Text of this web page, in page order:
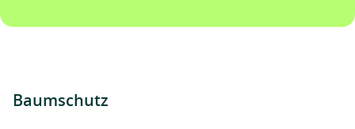
Baumschutz